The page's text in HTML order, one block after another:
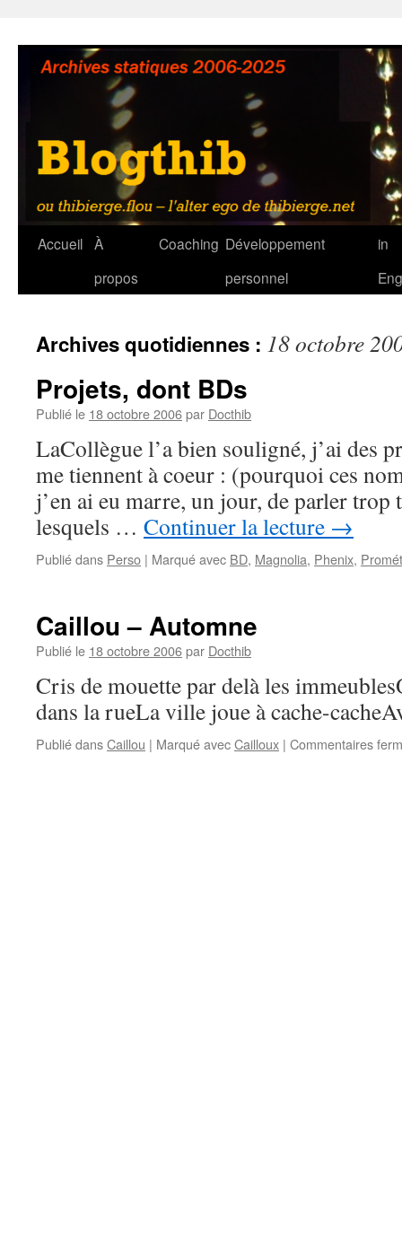
contenu
Accueil À
propos
Coaching Développement
personnel
in
Archives quotidiennes : 18 octobre
Projets, dont BDs
Publié le 18 octobre 2006par Docthib
LaCollègue l’a bien souligné, j’ai des
me tiennent à coeur : (pourquoi ces
j’en ai eu marre, un jour, de parler trop
lesquels … Continuer la lecture →
Publié dans Perso | Marqué avec BD, Magnolia, Phenix,
Caillou – Automne
Publié le 18 octobre 2006par Docthib
Cris de mouette par delà les
dans la rueLa ville joue à cache-
Publié dansCaillou | Marqué avecCailloux | Commentaires